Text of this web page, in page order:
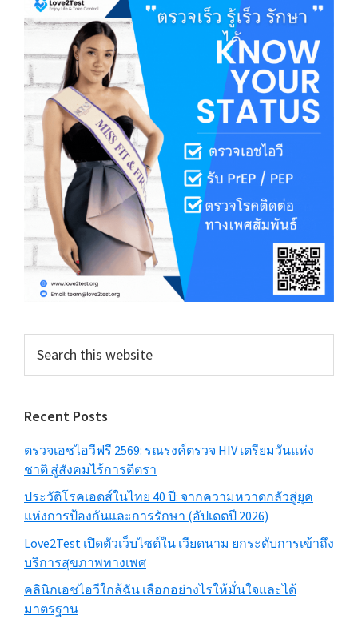
this
Recent Posts
ตรวจเอชไอวีฟรี 2569: รณรงค์ตรวจ HIV เตรียมวันแห่ง
ชาติ สู่สังคมไร้การตีตรา
ประวัติโรคเอดส์ในไทย 40 ปี: จากความหวาดกลัวสู่ยุค
แห่งการป้องกันและการรักษา (อัปเดตปี 2026)
Love2Test เปิดตัวเว็บไซต์ใน เวียดนาม ยกระดับการเข้าถึง
บริการสุขภาพทางเพศ
คลินิกเอชไอวีใกล้ฉัน เลือกอย่างไรให้มั่นใจและได้
มาตรฐาน